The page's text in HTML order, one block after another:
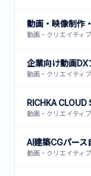
動画・映像制作
動画・クリエイティ
企業向け動画
動画・クリエイティ
RICHKA CLOUD
動画・クリエイティ
AI建築CGパース
動画・クリエイティ